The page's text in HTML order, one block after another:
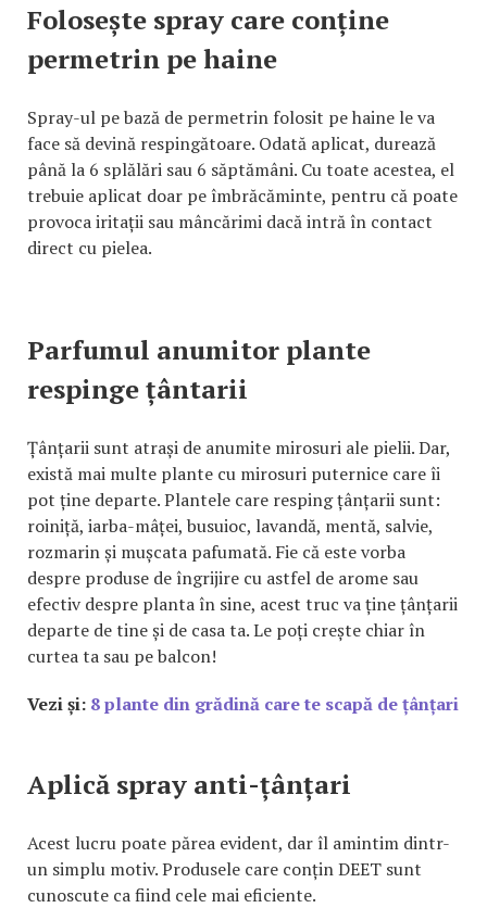
Folosește spray care conține
permetrin pe haine
Spray-ul pe bază de permetrin folosit pe haine le va
face să devină respingătoare. Odată aplicat, durează
până la 6 splălări sau 6 săptămâni. Cu toate acestea, el
trebuie aplicat doar pe îmbrăcăminte, pentru că poate
provoca iritații sau mâncărimi dacă intră în contact
direct cu pielea.
Parfumul anumitor plante
respinge țântarii
Țânțarii sunt atrași de anumite mirosuri ale pielii. Dar,
există mai multe plante cu mirosuri puternice care îi
pot ține departe. Plantele care resping țânțarii sunt:
roiniță, iarba-mâței, busuioc, lavandă, mentă, salvie,
rozmarin și mușcata pafumată. Fie că este vorba
despre produse de îngrijire cu astfel de arome sau
efectiv despre planta în sine, acest truc va ține țânțarii
departe de tine și de casa ta. Le poți crește chiar în
curtea ta sau pe balcon!
Vezi și: 8 plante din grădină care te scapă de țânțari
Aplică spray anti-țânțari
Acest lucru poate părea evident, dar îl amintim dintr-
un simplu motiv. Produsele care conțin DEET sunt
cunoscute ca fiind cele mai eficiente.